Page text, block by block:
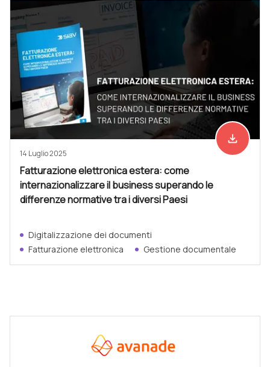
Scarica
file_download
14 Luglio 2025
Fatturazione elettronica estera: come
internazionalizzare il business superando le
differenze normative tra i diversi Paesi
Digitalizzazione dei documenti
Fatturazione elettronica
Gestione documentale